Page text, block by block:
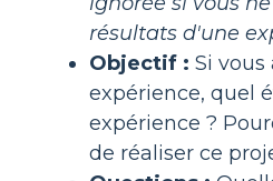
résultats d'une
Objectif : Si
expérience, quel
expérience ?
de réaliser ce